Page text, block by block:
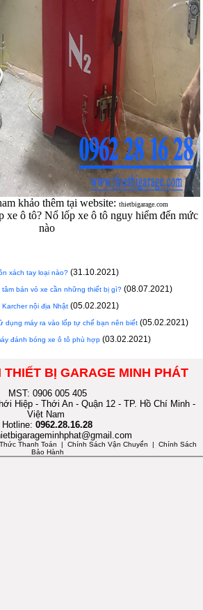
khảo thêm tại website:thietbigarage.com
xe ô tô? Nổ lốp xe ô tô nguy hiểm đến mức
nào
xách tay loại nào? (31.10.2021)
bán vỏ xe cần những thiết bị gì? (08.07.2021)
nội địa Nhật (05.02.2021)
dụng máy ra vào lốp tự chế bạn nên biết (05.02.2021)
đánh bóng xe ô tô phù hợp (03.02.2021)
THIẾT BỊ GARAGE MINH PHÁT
MST: 0906 005 405
Hiệp - Thới An - Quận 12 - TP. Hồ Chí Minh -
Việt Nam
Hotline: 0962.28.16.28
Thanh Toán | Chính Sách Vận Chuyển | Chính Sách
Bảo Hành